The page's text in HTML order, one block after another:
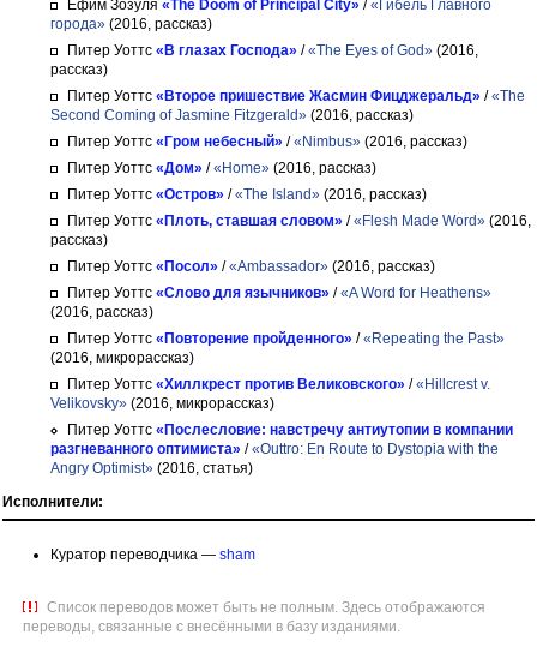
Ефим Зозуля «The Doom of Principal City» /«Гибель Главного
города» (2016, рассказ)
Питер Уоттс «В глазах Господа» /«The Eyes of God» (2016,
рассказ)
Питер Уоттс «Второе пришествие Жасмин Фицджеральд» /«The
Second Coming of Jasmine Fitzgerald» (2016, рассказ)
Питер Уоттс «Гром небесный» /«Nimbus» (2016, рассказ)
Питер Уоттс «Дом» /«Home» (2016, рассказ)
Питер Уоттс «Остров» /«The Island» (2016, рассказ)
Питер Уоттс «Плоть, ставшая словом» /«Flesh Made Word» (2016,
рассказ)
Питер Уоттс «Посол» /«Ambassador» (2016, рассказ)
Питер Уоттс «Слово для язычников» /«A Word for Heathens»
(2016, рассказ)
Питер Уоттс «Повторение пройденного» /«Repeating the Past»
(2016, микрорассказ)
Питер Уоттс «Хиллкрест против Великовского» /«Hillcrest v.
Velikovsky» (2016, микрорассказ)
Питер Уоттс «Послесловие: навстречу антиутопии в компании
разгневанного оптимиста» /«Outtro: En Route to Dystopia with the
Angry Optimist» (2016, статья)
Исполнители:
Куратор переводчика — sham
Список переводов может быть не полным. Здесь отображаются
переводы, связанные с внесёнными в базу изданиями.